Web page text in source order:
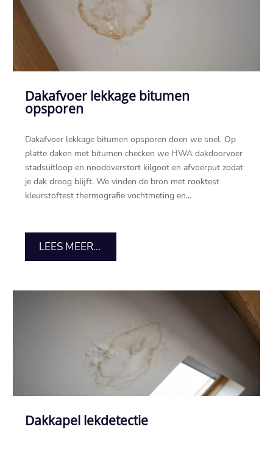
Dakafvoer lekkage bitumen
opsporen
Dakafvoer lekkage bitumen opsporen doen we snel.​ Op
platte daken met bitumen checken we HWA dakdoorvoer
stadsuitloop en noodoverstort kilgoot en afvoerput zodat
je dak droog blijft.​ We vinden de bron met rooktest
kleurstoftest thermografie vochtmeting en...
LEES MEER...
Dakkapel lekdetectie